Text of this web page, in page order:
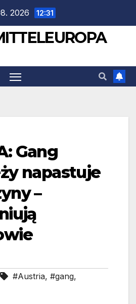
2026 12:31
Gang
napastuje
–
#Austria, #gang,